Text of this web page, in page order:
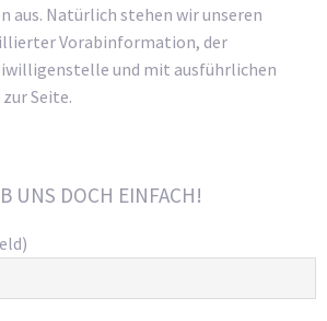
aus. Natürlich stehen wir unseren
Vorabinformation, der
und mit ausführlichen
Seite.
UNS DOCH EINFACH!